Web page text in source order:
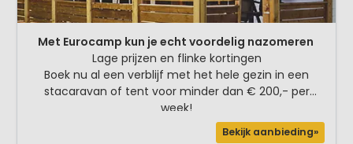
Met Eurocamp kun je echt voordelig nazomeren
Lage prijzen en flinke kortingen
Boek nu al een verblijf met het hele gezin in een
stacaravan of tent voor minder dan € 200,- per
week!
Bekijk aanbieding»